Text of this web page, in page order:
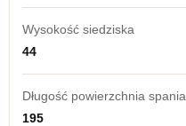
Wysokość siedziska
44
Długość powierzchnia spania
195